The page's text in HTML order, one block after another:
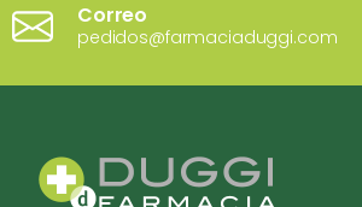
Correo
pedidos@farmaciaduggi.com